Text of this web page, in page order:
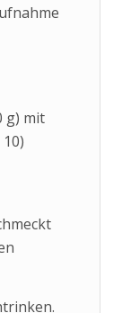
g) mit